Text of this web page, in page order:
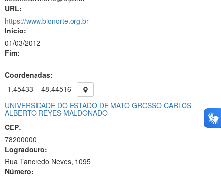
URL:
https://www.bionorte.org.br
Início:
01/03/2012
Fim:
-
Coordenadas:
-1.45433
-48.44516
UNIVERSIDADE DO ESTADO DE MATO GROSSO CARLOS
ALBERTO REYES MALDONADO
CEP:
78200000
Logradouro:
Rua Tancredo Neves, 1095
Número:
-